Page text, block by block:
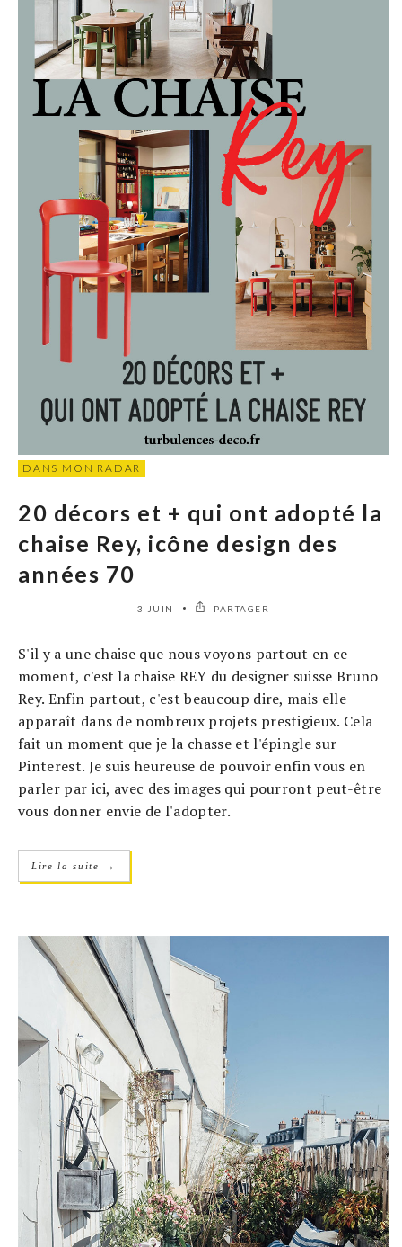
DANS MON RADAR
20 décors et + qui ont adopté la
chaise Rey, icône design des
années 70
3 JUIN PARTAGER
S'il y a une chaise que nous voyons partout en ce
moment, c'est la chaise REY du designer suisse Bruno
Rey. Enfin partout, c'est beaucoup dire, mais elle
apparaît dans de nombreux projets prestigieux. Cela
fait un moment que je la chasse et l'épingle sur
Pinterest. Je suis heureuse de pouvoir enfin vous en
parler par ici, avec des images qui pourront peut-être
vous donner envie de l'adopter.
Lire la suite →